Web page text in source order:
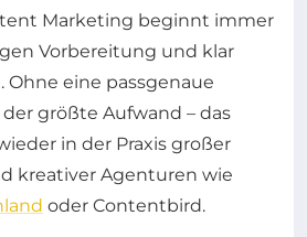
Marketing beginnt immer
Vorbereitung und klar
eine passgenaue
größte Aufwand – das
in der Praxis großer
kreativer Agenturen wie
oder Contentbird.